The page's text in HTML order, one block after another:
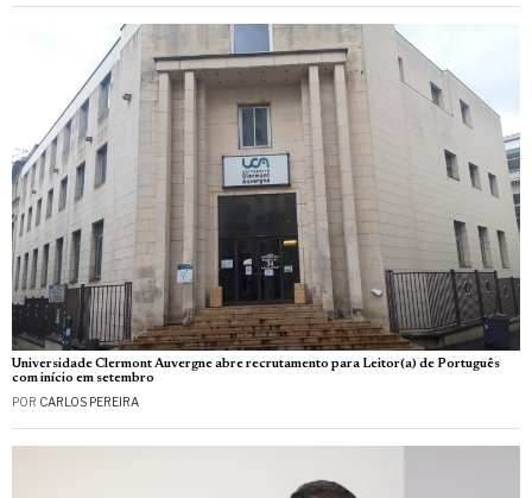
Universidade Clermont Auvergne abre recrutamento para Leitor(a) de Português
com início em setembro
POR CARLOS PEREIRA